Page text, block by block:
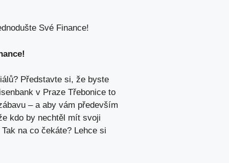
Své Finance!
Představte si, že byste
v Praze Třebonice to
– a aby vám především
kdo by nechtěl mít svoji
na co čekáte? Lehce si